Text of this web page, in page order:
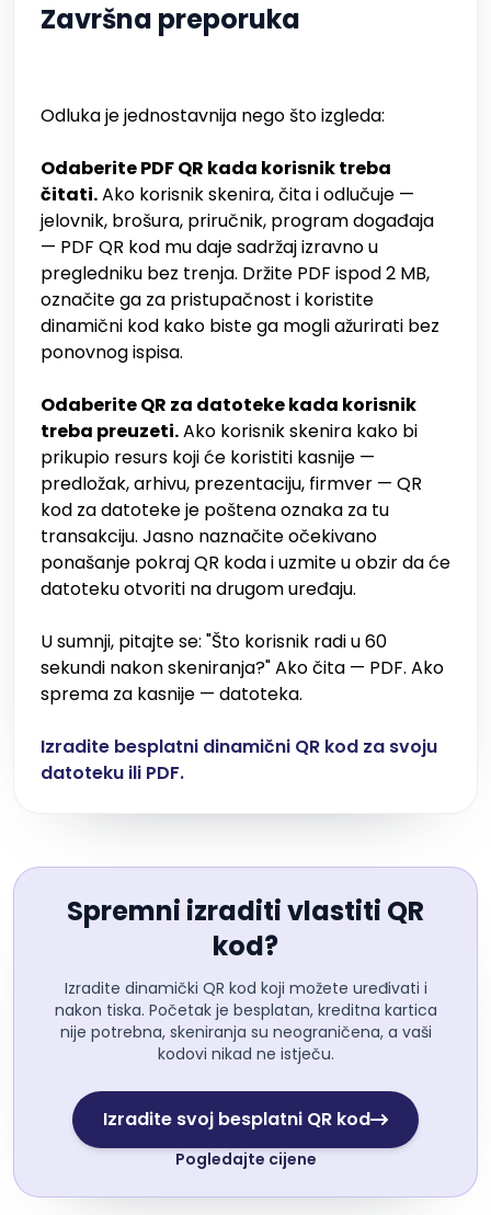
Završna preporuka
Odluka je jednostavnija nego što izgleda:
Odaberite PDF QR kada korisnik treba
čitati.Ako korisnik skenira, čita i odlučuje —
jelovnik, brošura, priručnik, program događaja
— PDF QR kod mu daje sadržaj izravno u
pregledniku bez trenja. Držite PDF ispod 2 MB,
označite ga za pristupačnost i koristite
dinamični kod kako biste ga mogli ažurirati bez
ponovnog ispisa.
Odaberite QR za datoteke kada korisnik
treba preuzeti.Ako korisnik skenira kako bi
prikupio resurs koji će koristiti kasnije —
predložak, arhivu, prezentaciju, firmver — QR
kod za datoteke je poštena oznaka za tu
transakciju. Jasno naznačite očekivano
ponašanje pokraj QR koda i uzmite u obzir da će
datoteku otvoriti na drugom uređaju.
U sumnji, pitajte se: "Što korisnik radi u 60
sekundi nakon skeniranja?" Ako čita — PDF. Ako
sprema za kasnije — datoteka.
Izradite besplatni dinamični QR kod za svoju
datoteku ili PDF.
Spremni izraditi vlastiti QR
kod?
Izradite dinamički QR kod koji možete uređivati i
nakon tiska. Početak je besplatan, kreditna kartica
nije potrebna, skeniranja su neograničena, a vaši
kodovi nikad ne istječu.
Izradite svoj besplatni QR kod
Pogledajte cijene